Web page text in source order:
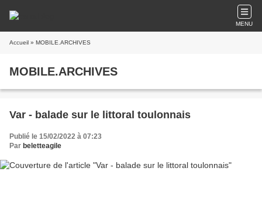
MENU
Accueil » MOBILE.ARCHIVES
MOBILE.ARCHIVES
Var - balade sur le littoral toulonnais
Publié le 15/02/2022 à 07:23
Par beletteagile